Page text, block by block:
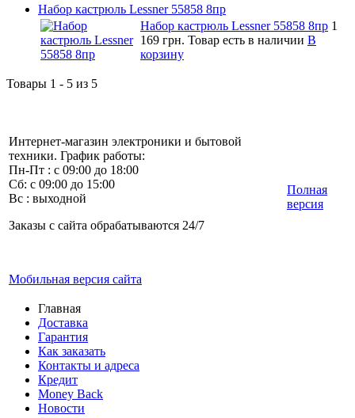
Набор кастрюль Lessner 55858 8пр
Набор кастрюль Lessner 55858 8пр 1
169 грн. Товар есть в наличии В
корзину
Товары 1 - 5 из 5
Интернет-магазин электроники и бытовой
техники. График работы:
Пн-Пт : с 09:00 до 18:00
Сб: с 09:00 до 15:00
Вс : выходной
Заказы с сайта обрабатываются 24/7
Мобильная версия сайта
Полная
версия
Главная
Доставка
Гарантия
Как заказать
Контакты и адреса
Кредит
Money Back
Новости